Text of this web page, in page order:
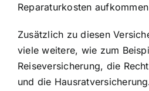
Reparaturkosten
Zusätzlich zu diesen
viele weitere, wie zum
Reiseversicherung, die
und die